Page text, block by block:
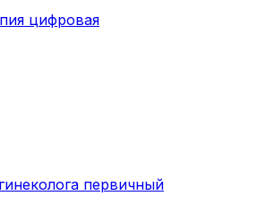
цифровая
первичный